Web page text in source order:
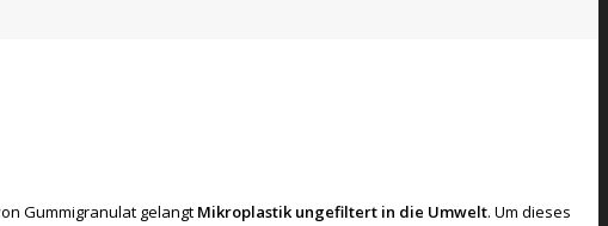
Gummigranulat gelangt Mikroplastik ungefiltert in die Umwelt. Um dieses